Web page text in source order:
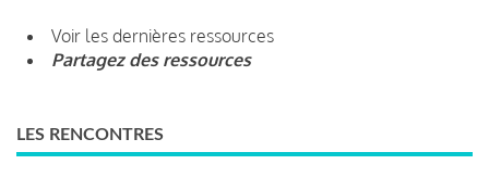
Voir les dernières ressources
Partagez des ressources
LES RENCONTRES